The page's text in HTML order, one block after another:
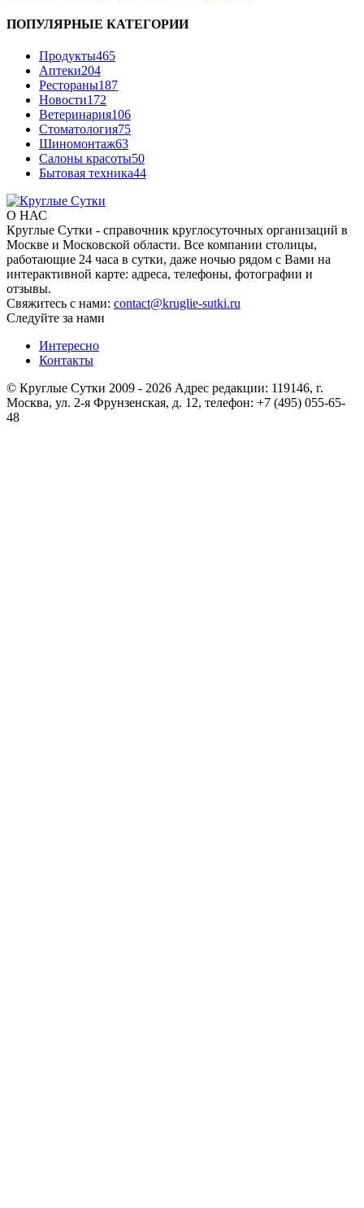
ПОПУЛЯРНЫЕ КАТЕГОРИИ
Продукты465
Аптеки204
Рестораны187
Новости172
Ветеринария106
Стоматология75
Шиномонтаж63
Салоны красоты50
Бытовая техника44
О НАС
Круглые Сутки - справочник круглосуточных организаций в
Москве и Московской области. Все компании столицы,
работающие 24 часа в сутки, даже ночью рядом с Вами на
интерактивной карте: адреса, телефоны, фотографии и
отзывы.
Свяжитесь с нами: contact@kruglie-sutki.ru
Следуйте за нами
Интересно
Контакты
© Круглые Сутки 2009 - 2026 Адрес редакции: 119146, г.
Москва, ул. 2-я Фрунзенская, д. 12, телефон: +7 (495) 055-65-
48